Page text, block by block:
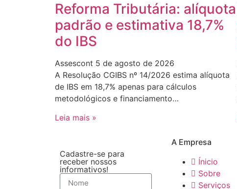
Reforma Tributária: alíquota
padrão e estimativa 18,7%
do IBS
Assescont 5 de agosto de 2026
A Resolução CGIBS nº 14/2026 estima alíquota
de IBS em 18,7% apenas para cálculos
metodológicos e financiamento…
Leia mais »
Cadastre-se para
receber nossos
informativos!
A Empresa
Ínicio
Sobre
Serviços